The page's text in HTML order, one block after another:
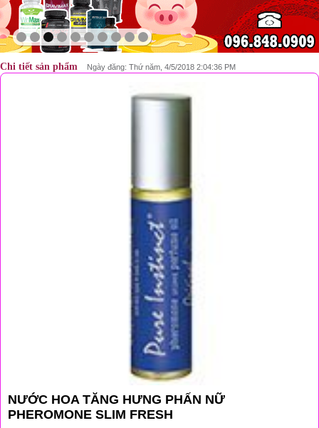
Chi tiết sản phẩm Ngày đăng: Thứ năm, 4/5/2018 2:04:36 PM
NƯỚC HOA TĂNG HƯNG PHẤN NỮ
PHEROMONE SLIM FRESH